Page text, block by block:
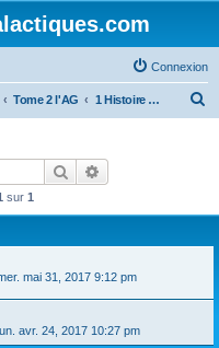
Connexion
Tome 2 l'AG 1 Histoire de l'AG
Rechercher
sur 1
mai 31, 2017 9:12 pm
avr. 24, 2017 10:27 pm